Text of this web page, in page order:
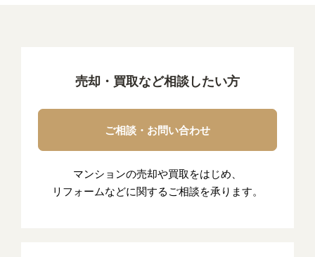
売却・買取など相談したい方
ご相談・お問い合わせ
マンションの売却や買取をはじめ、
リフォームなどに関するご相談を承ります。